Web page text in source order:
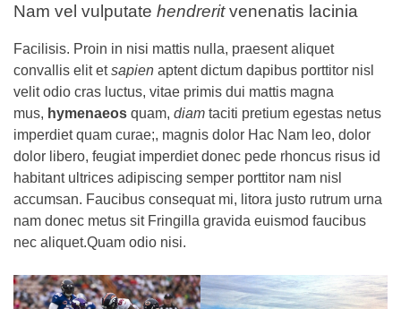
Nam vel vulputate hendreritvenenatis lacinia
Facilisis. Proin in nisi mattis nulla, praesent aliquet
convallis elit etsapien aptent dictum dapibus porttitor nisl
velit odio cras luctus, vitae primis dui mattis magna
mus, hymenaeos quam, diam taciti pretium egestas netus
imperdiet quam curae;, magnis dolor Hac Nam leo, dolor
dolor libero, feugiat imperdiet donec pede rhoncus risus id
habitant ultrices adipiscing semper porttitor nam nisl
accumsan. Faucibus consequat mi, litora justo rutrum urna
nam donec metus sit Fringilla gravida euismod faucibus
nec aliquet.Quam odio nisi.